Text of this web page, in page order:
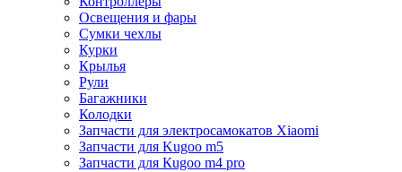
Освещения и фары
Сумки чехлы
Курки
Крылья
Рули
Багажники
Колодки
Запчасти для электросамокатов Xiaomi
Запчасти для Kugoo m5
Запчасти для Кugoo m4 pro